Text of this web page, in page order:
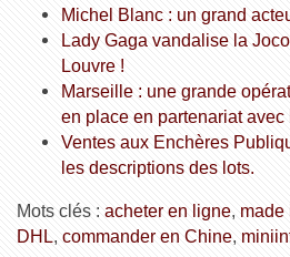
Michel Blanc : un grand
Lady Gaga vandalise la
Louvre !
Marseille : une grande
en place en partenariat
Ventes aux Enchères
les descriptions des lots.
Mots clés : acheter en ligne, made
DHL, commander en Chine,